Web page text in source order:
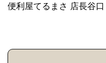
便利屋てるまさ 店長谷口